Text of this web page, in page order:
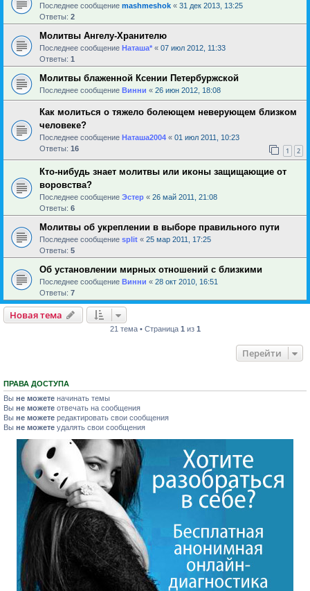
Последнее сообщение mashmeshok « 31 дек 2013, 13:25
Ответы: 2
Молитвы Ангелу-Хранителю
Последнее сообщение Наташа* « 07 июл 2012, 11:33
Ответы: 1
Молитвы блаженной Ксении Петербуржской
Последнее сообщение Винни « 26 июн 2012, 18:08
Как молиться о тяжело болеющем неверующем близком
человеке?
Последнее сообщение Наташа2004 « 01 июл 2011, 10:23
Ответы: 16 1 2
Кто-нибудь знает молитвы или иконы защищающие от
воровства?
Последнее сообщение Эстер « 26 май 2011, 21:08
Ответы: 6
Молитвы об укреплении в выборе правильного пути
Последнее сообщение sрlit « 25 мар 2011, 17:25
Ответы: 5
Об установлении мирных отношений с близкими
Последнее сообщение Винни « 28 окт 2010, 16:51
Ответы: 7
Новая тема
21 тема • Страница 1 из 1
Перейти
ПРАВА ДОСТУПА
Вы не можете начинать темы
Вы не можете отвечать на сообщения
Вы не можете редактировать свои сообщения
Вы не можете удалять свои сообщения